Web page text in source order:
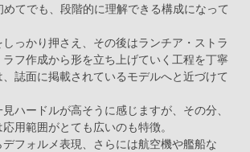
てでも、段階的に理解できる構成になって
っかり押さえ、その後はランチア・ストラ
ラフ作成から形を立ち上げていく工程を丁寧
誌面に掲載されているモデルへと近づけて
ハードルが高そうに感じますが、その分、
用範囲がとても広いのも特徴。
フォルメ表現、さらには航空機や艦船な